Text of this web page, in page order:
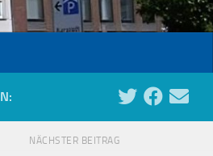
NÄCHSTER BEITRAG